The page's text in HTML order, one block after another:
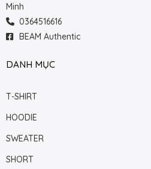
Minh
0364516616
BEAM Authentic
DANH MỤC
T-SHIRT
HOODIE
SWEATER
SHORT